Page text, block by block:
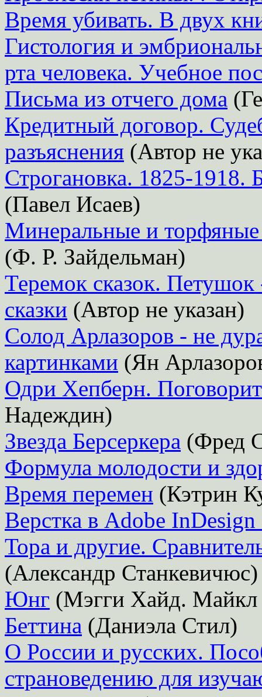
Время убивать. В двух
Гистология и
рта человека. Учебное
Письма из отчего дома
Кредитный договор.
разъяснения (Автор не
Строгановка. 1825-1918.
(Павел Исаев)
Минеральные и
(Ф. Р. Зайдельман)
Теремок сказок. Петушок
сказки (Автор не указан)
Солод Арлазоров - не
картинками (Ян
Одри Хепберн.
Надеждин)
Звезда Берсеркера (Фред
Формула молодости и
Время перемен (Кэтрин
Верстка в Adobe InDesign
Тора и другие.
(Александр Станкевичюс)
Юнг (Мэгги Хайд.
Беттина (Даниэла Стил)
О России и русских.
страноведению для